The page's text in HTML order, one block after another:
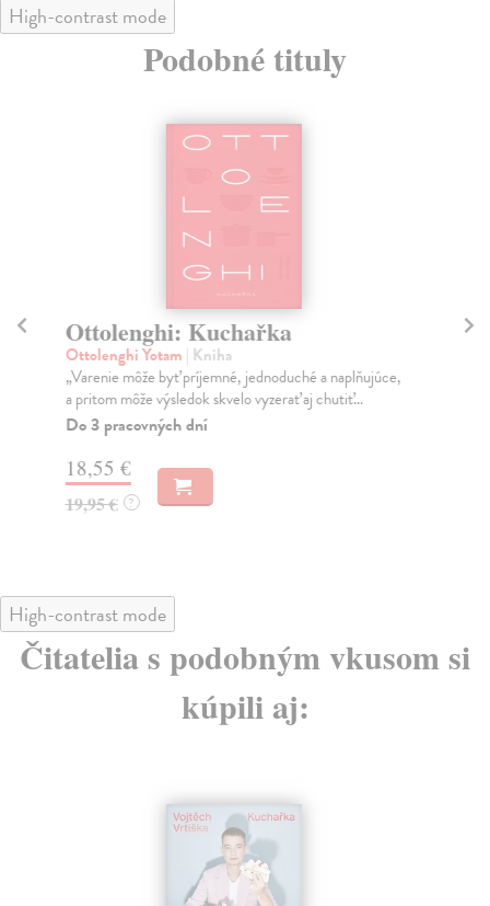
High-contrast mode
Podobné tituly
Ottolenghi: Kuchařka
Ottolenghi Yotam | Kniha
„Varenie môže byť príjemné, jednoduché a naplňujúce,
a pritom môže výsledok skvelo vyzerať aj chutiť...
Do 3 pracovných dní
18,55 €
19,95 € ?
High-contrast mode
Čitatelia s podobným vkusom si
kúpili aj: